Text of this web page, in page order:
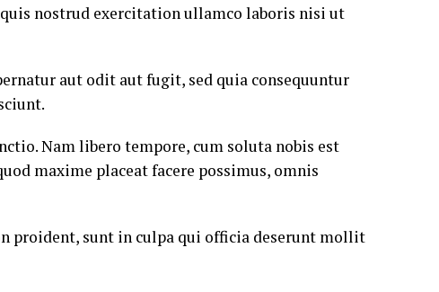
nostrud exercitation ullamco laboris nisi ut
aut odit aut fugit, sed quia consequuntur
Nam libero tempore, cum soluta nobis est
maxime placeat facere possimus, omnis
proident, sunt in culpa qui officia deserunt mollit